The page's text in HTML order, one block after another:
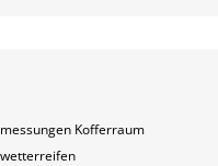
Kofferraum